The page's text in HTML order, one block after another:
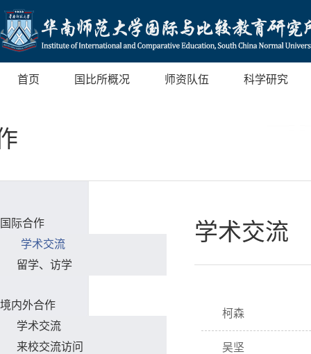
首页 国比所概况 师资队伍 科学研究
国际合作
学术交流
留学、访学
境内外合作
学术交流
来校交流访问
学术交流
柯森
吴坚